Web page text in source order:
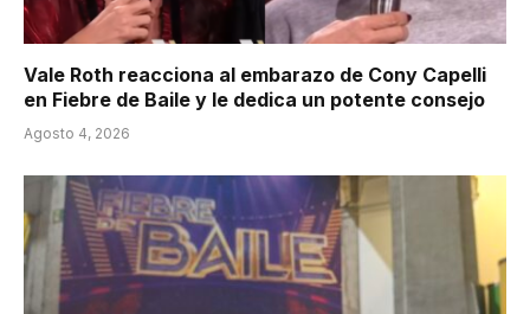
Vale Roth reacciona al embarazo de Cony Capelli
en Fiebre de Baile y le dedica un potente consejo
Agosto 4, 2026